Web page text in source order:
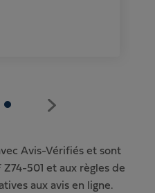
Avis-Vérifiés et sont
501 et aux règles de
aux avis en ligne.